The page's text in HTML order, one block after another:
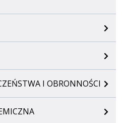
I OBRONNOŚCI